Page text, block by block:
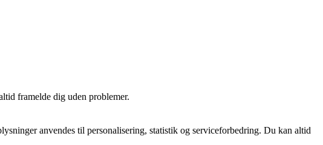
framelde dig uden problemer.
anvendes til personalisering, statistik og serviceforbedring. Du kan altid